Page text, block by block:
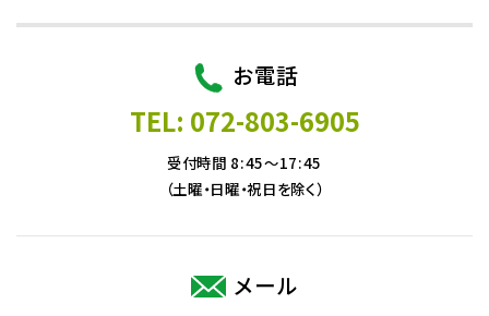
お電話
TEL: 072-803-6905
受付時間 8:45～17:45
（土曜・日曜・祝日を除く）
メール